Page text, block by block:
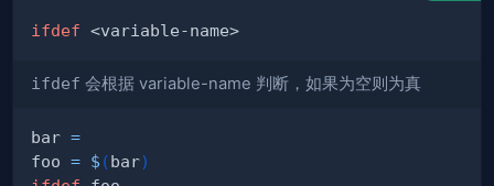
ifdef
ifdef 会根据 variable-name 判断，如果为空则为真
bar =
foo = $ (bar)